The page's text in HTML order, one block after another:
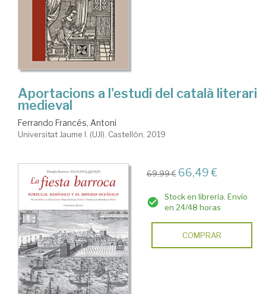
Aportacions a l'estudi del català literari
medieval
Ferrando Francés, Antoni
Universitat Jaume I. (UJI). Castellón, 2019
69,99 € 66,49 €
Stock en librería. Envío
en 24/48 horas
COMPRAR